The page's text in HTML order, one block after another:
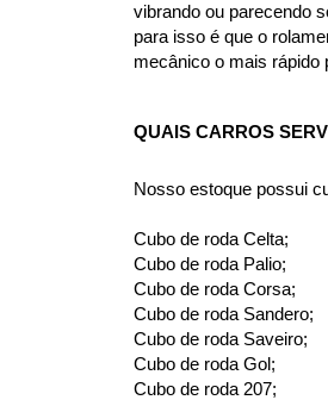
vibrando ou parecendo
para isso é que o
mecânico o mais rápido
QUAIS CARROS
Nosso estoque possui
Cubo de roda Celta;
Cubo de roda Palio;
Cubo de roda Corsa;
Cubo de roda Sandero;
Cubo de roda Saveiro;
Cubo de roda Gol;
Cubo de roda 207;